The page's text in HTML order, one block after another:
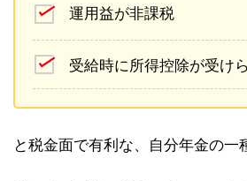
運用益が非課税
受給時に所得控除が受け
と税金面で有利な、自分年金の一